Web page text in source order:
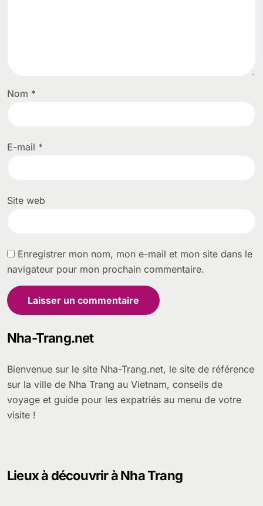
Nom *
E-mail *
Site web
Enregistrer mon nom, mon e-mail et mon site dans le
navigateur pour mon prochain commentaire.
Nha-Trang.net
Bienvenue sur le site Nha-Trang.net, le site de référence
sur la ville de Nha Trang au Vietnam, conseils de
voyage et guide pour les expatriés au menu de votre
visite !
Lieux à découvrir à Nha Trang